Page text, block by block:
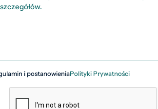
i postanowieniaPolityki Prywatności